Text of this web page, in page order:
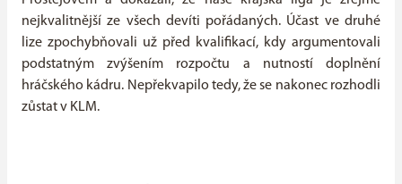
nejkvalitnější ze všech devíti pořádaných. Účast ve druhé
lize zpochybňovali už před kvalifikací, kdy argumentovali
podstatným zvýšením rozpočtu a nutností doplnění
hráčského kádru. Nepřekvapilo tedy, že se nakonec rozhodli
zůstat v KLM.